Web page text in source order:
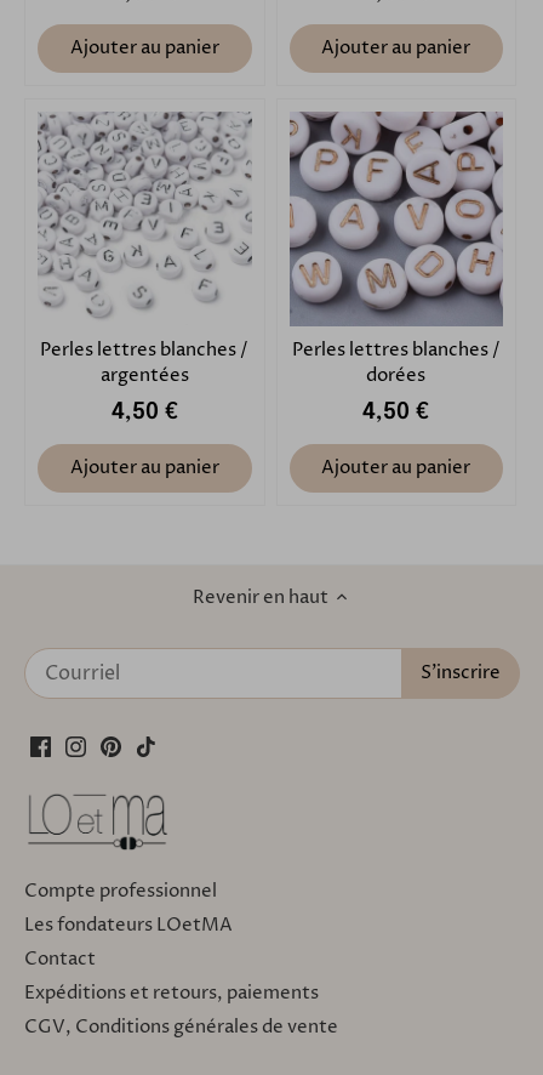
Ajouter au panier Ajouter au panier
Perles lettres blanches /
argentées
4,50 €
Ajouter au panier
Perles lettres blanches /
dorées
4,50 €
Ajouter au panier
Revenir en haut
Compte professionnel
Les fondateurs LOetMA
Contact
Expéditions et retours, paiements
CGV, Conditions générales de vente